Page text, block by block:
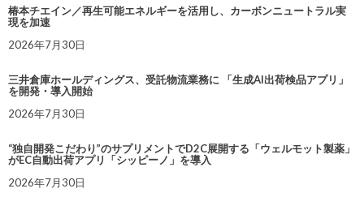
椿本チエイン／再生可能エネルギーを活用し、カーボンニュートラル実
現を加速
2026年7月30日
三井倉庫ホールディングス、受託物流業務に 「生成AI出荷検品アプリ」
を開発・導入開始
2026年7月30日
“独自開発こだわり”のサプリメントでD2C展開する「ウェルモット製薬」
がEC自動出荷アプリ「シッピーノ」を導入
2026年7月30日